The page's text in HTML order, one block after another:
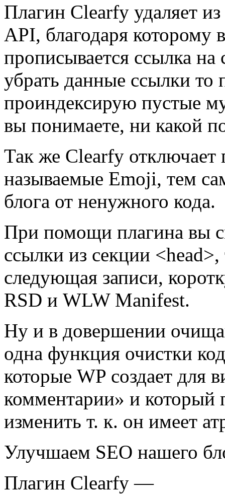
Плагин Clearfy удаляет
API, благодаря которому
прописывается ссылка
убрать данные ссылки
проиндексирую пустые
вы понимаете, ни какой
Так же Clearfy
называемые Emoji, тем
блога от ненужного кода.
При помощи плагина вы
ссылки из секции
следующая записи,
RSD и WLW Manifest.
Ну и в довершении
одна функция очистки
которые WP создает для
комментарии» и который
изменить т. к. он имеет
Улучшаем SEO нашего
Плагин Clearfy —